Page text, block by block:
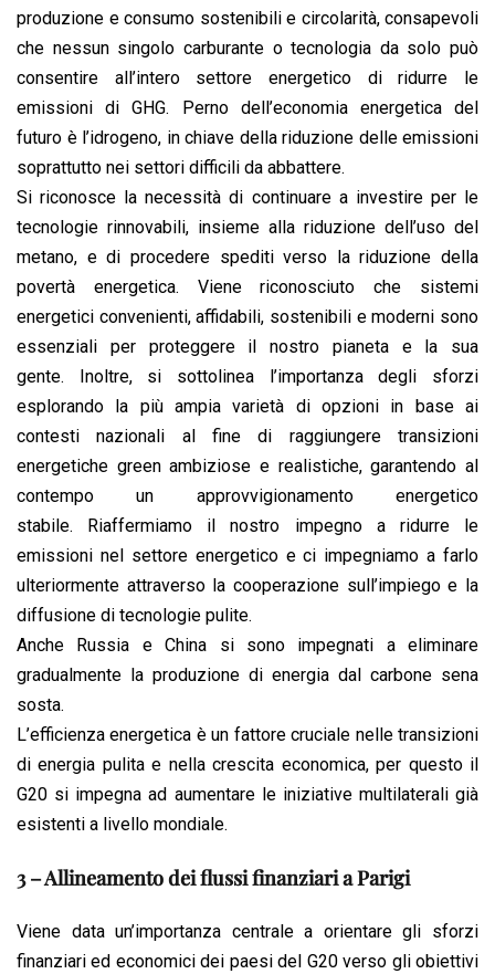
produzione e consumo sostenibili e circolarità, consapevoli
che nessun singolo carburante o tecnologia da solo può
consentire all’intero settore energetico di ridurre le
emissioni di GHG. Perno dell’economia energetica del
futuro è l’idrogeno, in chiave della riduzione delle emissioni
soprattutto nei settori difficili da abbattere.
Si riconosce la necessità di continuare a investire per le
tecnologie rinnovabili, insieme alla riduzione dell’uso del
metano, e di procedere spediti verso la riduzione della
povertà energetica. Viene riconosciuto che sistemi
energetici convenienti, affidabili, sostenibili e moderni sono
essenziali per proteggere il nostro pianeta e la sua
gente. Inoltre, si sottolinea l’importanza degli sforzi
esplorando la più ampia varietà di opzioni in base ai
contesti nazionali al fine di raggiungere transizioni
energetiche green ambiziose e realistiche, garantendo al
contempo un approvvigionamento energetico
stabile. Riaffermiamo il nostro impegno a ridurre le
emissioni nel settore energetico e ci impegniamo a farlo
ulteriormente attraverso la cooperazione sull’impiego e la
diffusione di tecnologie pulite.
Anche Russia e China si sono impegnati a eliminare
gradualmente la produzione di energia dal carbone sena
sosta.
L’efficienza energetica è un fattore cruciale nelle transizioni
di energia pulita e nella crescita economica, per questo il
G20 si impegna ad aumentare le iniziative multilaterali già
esistenti a livello mondiale.
3 – Allineamento dei flussi finanziari a Parigi
Viene data un’importanza centrale a orientare gli sforzi
finanziari ed economici dei paesi del G20 verso gli obiettivi